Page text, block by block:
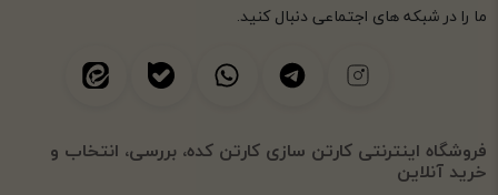
ما را در شبکه های اجتماعی دنبال کنید.
فروشگاه اینترنتی کارتن سازی کارتن کده، بررسی، انتخاب و
خرید آنلاین